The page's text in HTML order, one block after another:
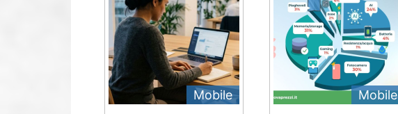
Mobile Mobile